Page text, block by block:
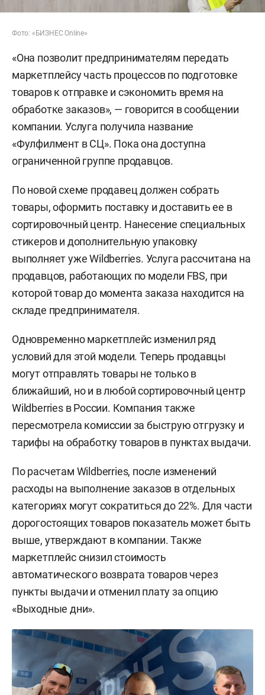
Фото: «БИЗНЕС Online»
«Она позволит предпринимателям передать
маркетплейсу часть процессов по подготовке
товаров к отправке и сэкономить время на
обработке заказов», — говорится в сообщении
компании. Услуга получила название
«Фулфилмент в СЦ». Пока она доступна
ограниченной группе продавцов.
По новой схеме продавец должен собрать
товары, оформить поставку и доставить ее в
сортировочный центр. Нанесение специальных
стикеров и дополнительную упаковку
выполняет уже Wildberries. Услуга рассчитана на
продавцов, работающих по модели FBS, при
которой товар до момента заказа находится на
складе предпринимателя.
Одновременно маркетплейс изменил ряд
условий для этой модели. Теперь продавцы
могут отправлять товары не только в
ближайший, но и в любой сортировочный центр
Wildberries в России. Компания также
пересмотрела комиссии за быструю отгрузку и
тарифы на обработку товаров в пунктах выдачи.
По расчетам Wildberries, после изменений
расходы на выполнение заказов в отдельных
категориях могут сократиться до 22%. Для части
дорогостоящих товаров показатель может быть
выше, утверждают в компании. Также
маркетплейс снизил стоимость
автоматического возврата товаров через
пункты выдачи и отменил плату за опцию
«Выходные дни».